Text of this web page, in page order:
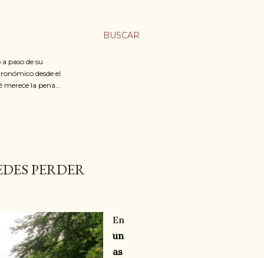
BUSCAR
paso de su
desde el
merece la pena...
PERDER
En
un
as